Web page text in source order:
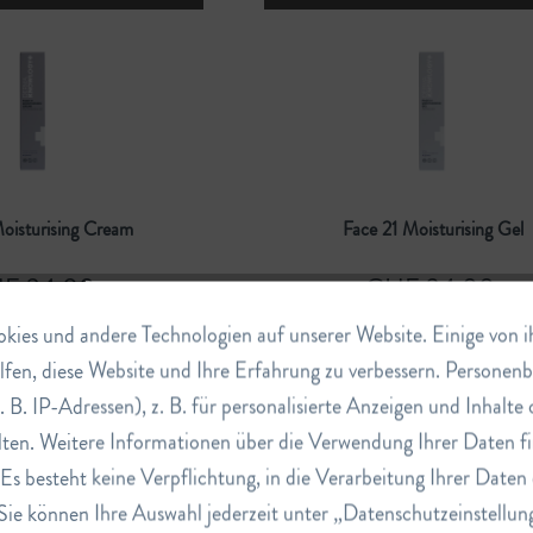
Cream
34.00
Warenkorb
Face 21 Moisturising Gel
CHF 34.00
In denWarenkorb
und andere Technologien auf unserer Website. Einige von
diese Website und Ihre Erfahrung zu verbessern.
IP-Adressen), z. B. für personalisierte Anzeigen und Inhalte
Weitere Informationen über die Verwendung Ihrer Daten
besteht keine Verpflichtung, in die Verarbeitung Ihrer Daten
können Ihre Auswahl jederzeit unter